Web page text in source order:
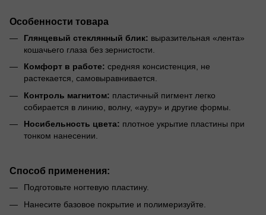
Особенности товара
Глянцевый стеклянный блик: выразительная «лента»
кошачьего глаза без зернистости.
Комфорт в работе: средняя консистенция, не
растекается, самовыравнивается.
Контроль магнитом: пластичный пигмент легко
собирается в линию, волну, «ауру» и другие формы.
Носибельность цвета: плотное укрытие пластины при
тонком нанесении.
Способ применения:
Подготовьте ногтевую пластину.
Нанесите базовое покрытие и полимеризуйте.